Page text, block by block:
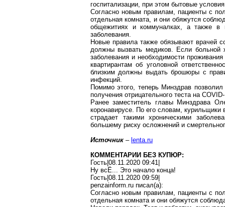
госпитализации, при этом бытовые
Согласно новым правилам, пациенты с
отдельная комната, и они обяжутся
общежитиях и коммуналках, а также в
заболевания.
Новые правила также обязывают врачей
должны вызвать медиков. Если больной
заболевания и необходимости
квартирантам об уголовной
близким должны выдать брошюры с
инфекций.
Помимо этого, теперь Минздрав
получения отрицательного теста на
Ранее заместитель главы Минздрава
коронавирусе. По его словам, курильщики
страдает такими хроническими
большему риску осложнений и
Источник – lenta.ru
КОММЕНТАРИИ БЕЗ КУПЮР:
Гость|08.11.2020 09:41|
Ну всЁ... Это начало конца!
Гость|08.11.2020 09:59|
penzainform.ru писал(a):
Согласно новым правилам, пациенты с
отдельная комнатаи они обяжутся